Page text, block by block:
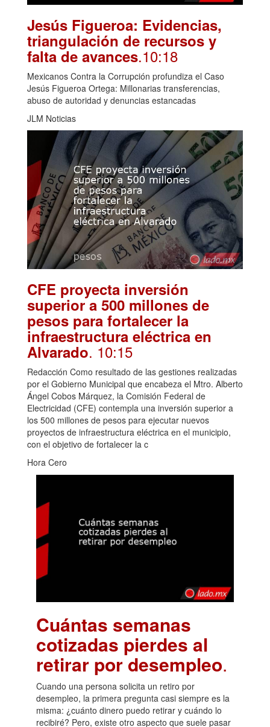
Jesús Figueroa: Evidencias,
triangulación de recursos y
falta de avances.10:18
Mexicanos Contra la Corrupción profundiza el Caso
Jesús Figueroa Ortega: Millonarias transferencias,
abuso de autoridad y denuncias estancadas
JLM Noticias
CFE proyecta inversión
superior a 500 millones de
pesos para fortalecer la
infraestructura eléctrica en
Alvarado. 10:15
Redacción Como resultado de las gestiones realizadas
por el Gobierno Municipal que encabeza el Mtro. Alberto
Ángel Cobos Márquez, la Comisión Federal de
Electricidad (CFE) contempla una inversión superior a
los 500 millones de pesos para ejecutar nuevos
proyectos de infraestructura eléctrica en el municipio,
con el objetivo de fortalecer la c
Hora Cero
Cuántas semanas
cotizadas pierdes al
retirar por desempleo.
Cuando una persona solicita un retiro por
desempleo, la primera pregunta casi siempre es la
misma: ¿cuánto dinero puedo retirar y cuándo lo
recibiré? Pero, existe otro aspecto que suele pasar